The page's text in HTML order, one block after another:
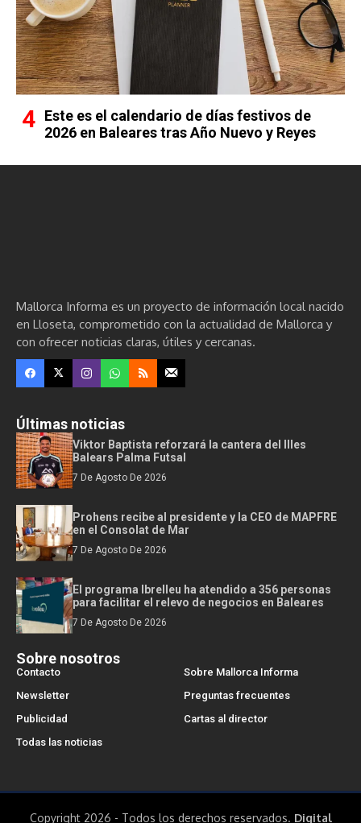
Este es el calendario de días festivos de
2026 en Baleares tras Año Nuevo y Reyes
Mallorca Informa es un proyecto de información local nacido
en Lloseta, comprometido con la actualidad de Mallorca y
con ofrecer noticias claras, útiles y cercanas.
Últimas noticias
Viktor Baptista reforzará la cantera del Illes
Balears Palma Futsal
7 De Agosto De 2026
Prohens recibe al presidente y la CEO de MAPFRE
en el Consolat de Mar
7 De Agosto De 2026
El programa Ibrelleu ha atendido a 356 personas
para facilitar el relevo de negocios en Baleares
7 De Agosto De 2026
Sobre nosotros
Contacto
Sobre Mallorca Informa
Newsletter
Preguntas frecuentes
Publicidad
Cartas al director
Todas las noticias
Copyright 2026 - Todos los derechos reservados. Digital